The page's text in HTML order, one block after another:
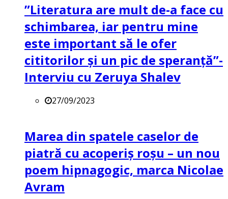
”Literatura are mult de-a face cu
schimbarea, iar pentru mine
este important să le ofer
cititorilor și un pic de speranță”-
Interviu cu Zeruya Shalev
27/09/2023
Marea din spatele caselor de
piatră cu acoperiș roșu – un nou
poem hipnagogic, marca Nicolae
Avram